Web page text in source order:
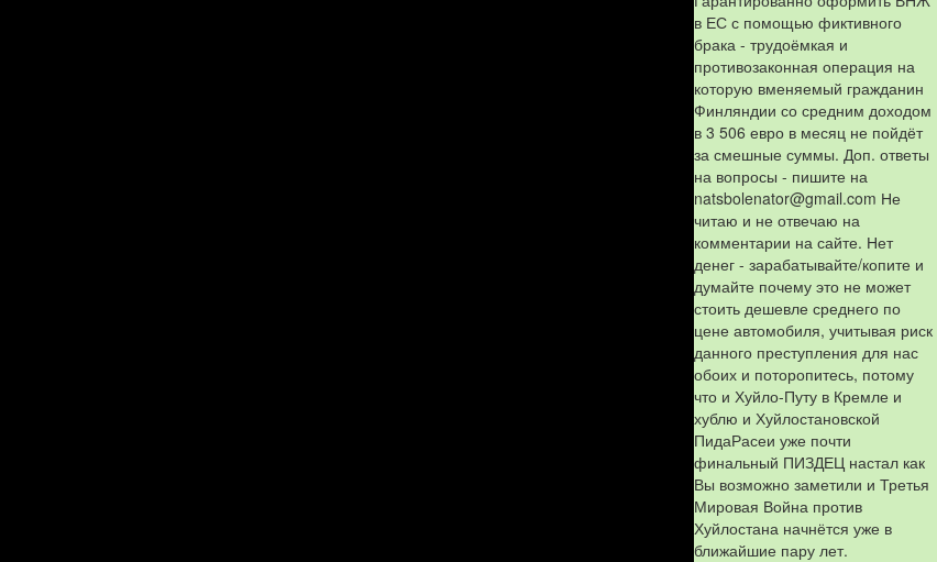
в ЕС с помощью фиктивного
брака - трудоёмкая и
противозаконная операция на
которую вменяемый гражданин
Финляндии со средним доходом
в 3 506 евро в месяц не пойдёт
за смешные суммы. Доп. ответы
на вопросы - пишите на
natsbolenator@gmail.com Не
читаю и не отвечаю на
комментарии на сайте. Нет
денег - зарабатывайте/копите и
думайте почему это не может
стоить дешевле среднего по
цене автомобиля, учитывая риск
данного преступления для нас
обоих и поторопитесь, потому
что и Хуйло-Путу в Кремле и
хублю и Хуйлостановской
ПидаРасеи уже почти
финальный ПИЗДЕЦ настал как
Вы возможно заметили и Третья
Мировая Война против
Хуйлостана начнётся уже в
ближайшие пару лет.